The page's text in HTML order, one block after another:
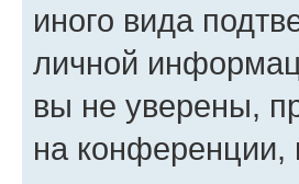
иного вида
личной
вы не уверены,
на конференции,